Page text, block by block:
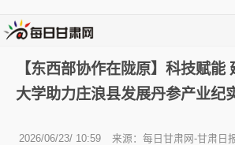
【东西部协作在陇原】科技赋
大学助力庄浪县发展丹参产业纪
2026/06/23/ 10:59 来源：每日甘肃网-甘肃日